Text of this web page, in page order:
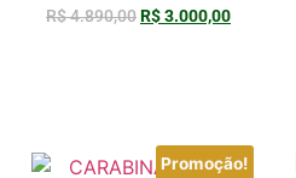
R$4.890,00R$3.000,00
Promoção!